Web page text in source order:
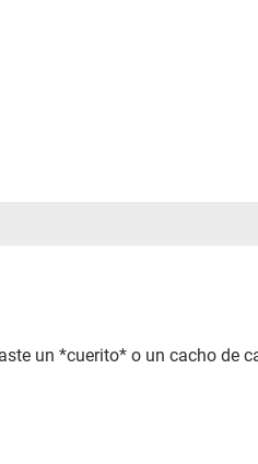
un *cuerito* o un cacho de